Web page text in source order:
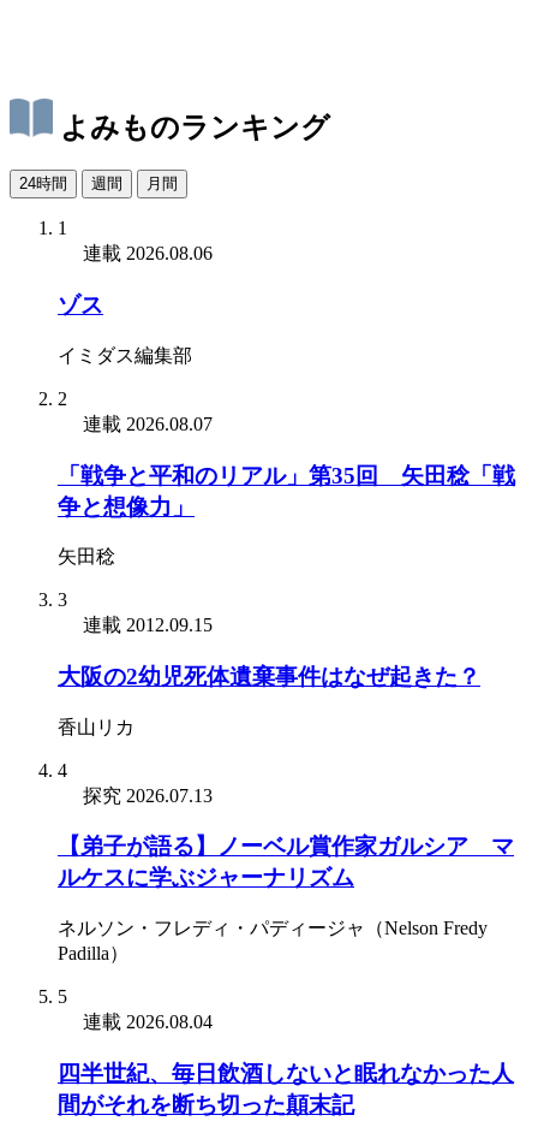
よみものランキング
24時間 週間 月間
1
連載 2026.08.06
ゾス
イミダス編集部
2
連載 2026.08.07
「戦争と平和のリアル」第35回 矢田稔「戦
争と想像力」
矢田稔
3
連載 2012.09.15
大阪の2幼児死体遺棄事件はなぜ起きた？
香山リカ
4
探究 2026.07.13
【弟子が語る】ノーベル賞作家ガルシア゠マ
ルケスに学ぶジャーナリズム
ネルソン・フレディ・パディージャ（Nelson Fredy
Padilla）
5
連載 2026.08.04
四半世紀、毎日飲酒しないと眠れなかった人
間がそれを断ち切った顛末記